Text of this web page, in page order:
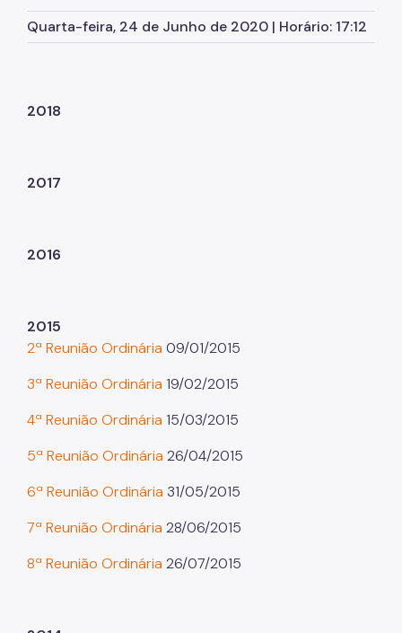
Parques Urbanos
Unidades de Conservação
Viveiros Municipais
Programação
Planejamento Ambiental
Projetos Urbanos
Informações Ambientais
Licenciamento Ambiental
Licenciamento Ambiental Industrial
Licenciamento Ambiental Não-Industrial
Quarta-feira, 24 de Junho de 2020 | Horário: 17:12
2018
2017
2016
2015
2ª Reunião Ordinária 09/01/2015
3ª Reunião Ordinária 19/02/2015
4ª Reunião Ordinária 15/03/2015
5ª Reunião Ordinária 26/04/2015
6ª Reunião Ordinária 31/05/2015
7ª Reunião Ordinária 28/06/2015
8ª Reunião Ordinária 26/07/2015